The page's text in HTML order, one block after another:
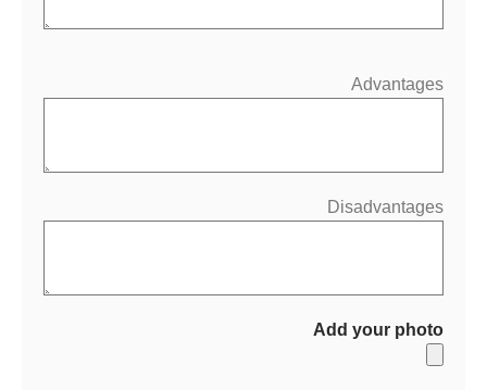
Advantages
Disadvantages
Add your photo